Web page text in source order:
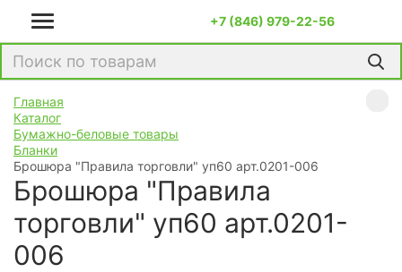
+7 (846) 979-22-56
Главная
Каталог
Бумажно-беловые товары
Бланки
Брошюра "Правила торговли" уп60 арт.0201-006
Брошюра "Правила
торговли" уп60 арт.0201-
006